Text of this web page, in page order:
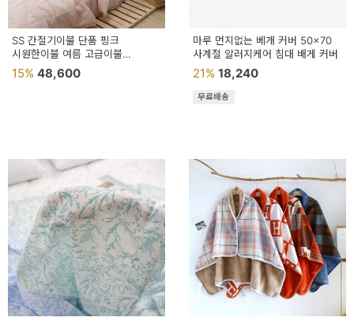
SS 간절기이불 단품 핑크
시원한이불 여름 고급이불
국내산이불 차렵
15% 48,600
마루 먼지없는 베개 커버 50x70
사계절 알러지케어 침대 배게 커버
21% 18,240
무료배송